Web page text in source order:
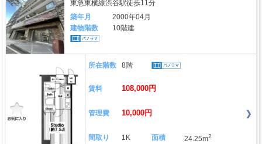
東急東横線渋谷駅徒歩11分
築年月
2000年04月
建物階数
10階建
所在階数 8階
賃料 108,000円
管理費 10,000円
間取り 1K 面積 24.25m2